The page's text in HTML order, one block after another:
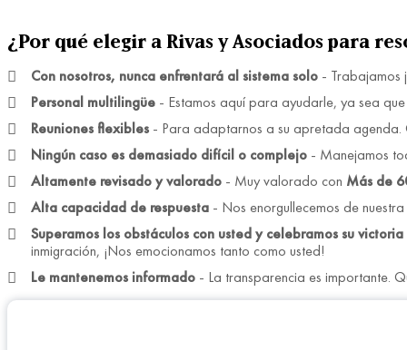
¿Por qué elegir a Rivas y Asociados para
Con nosotros, nunca enfrentará al sistema solo - Trabajamos
Personal multilingüe - Estamos aquí para ayudarle, ya sea
Reuniones flexibles - Para adaptarnos a su apretada agenda.
Ningún caso es demasiado difícil o complejo - Manejamos
Altamente revisado y valorado - Muy valorado con Más de
Alta capacidad de respuesta - Nos enorgullecemos de
Superamos los obstáculos con usted y celebramos su victoria
inmigración, ¡Nos emocionamos tanto como usted!
Le mantenemos informado - La transparencia es importante.